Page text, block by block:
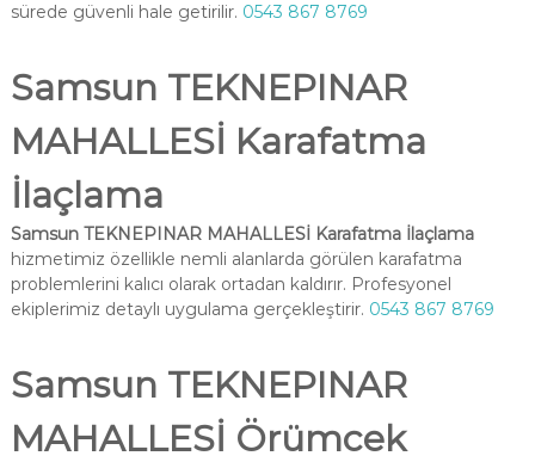
sürede güvenli hale getirilir. 0543 867 8769
Samsun TEKNEPINAR
MAHALLESİ Karafatma
İlaçlama
Samsun TEKNEPINAR MAHALLESİ Karafatma İlaçlama
hizmetimiz özellikle nemli alanlarda görülen karafatma
problemlerini kalıcı olarak ortadan kaldırır. Profesyonel
ekiplerimiz detaylı uygulama gerçekleştirir. 0543 867 8769
Samsun TEKNEPINAR
MAHALLESİ Örümcek